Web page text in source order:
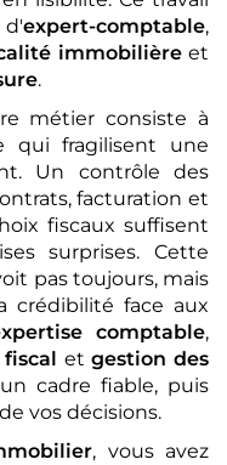
d'expert-comptable,
immobilièreet
.
métier consiste à
qui fragilisent une
Un contrôle des
facturation et
fiscaux suffisent
surprises. Cette
pas toujours, mais
crédibilité face aux
comptable,
etgestion des
cadre fiable, puis
vos décisions.
, vous avez